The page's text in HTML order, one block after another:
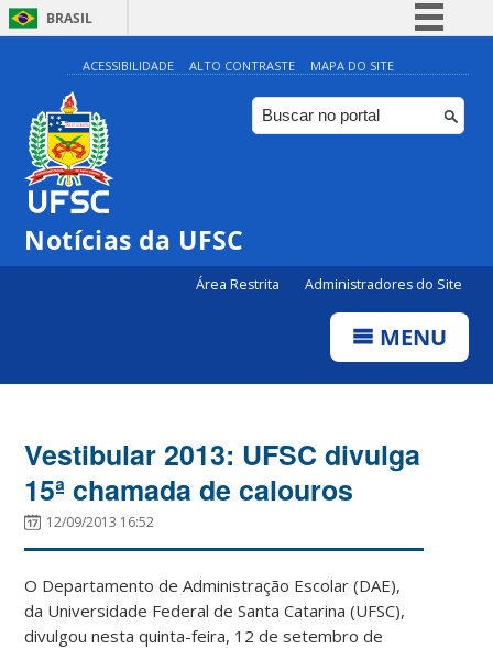
BRASIL
Simplifique!
Comunica BR
Participe
ACESSIBILIDADE ALTO CONTRASTE MAPA DO SITE
Notícias da UFSC
Área Restrita Administradores do Site
MENU
Vestibular 2013: UFSC divulga
15ª chamada de calouros
12/09/2013 16:52
O Departamento de Administração Escolar (DAE),
da Universidade Federal de Santa Catarina (UFSC),
divulgou nesta quinta-feira, 12 de setembro de